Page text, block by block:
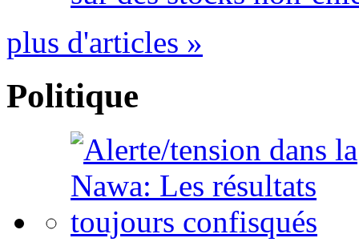
plus d'articles »
Politique